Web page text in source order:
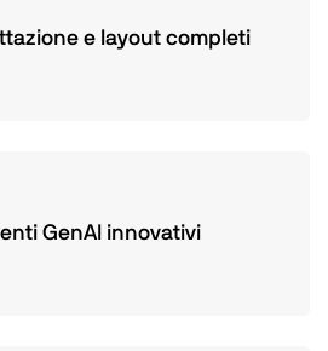
e layout completi
GenAI innovativi